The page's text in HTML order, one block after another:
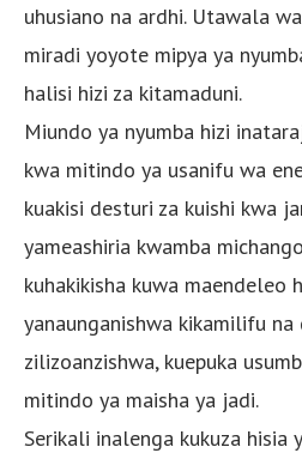
uhusiano na ardhi. Utawala
miradi yoyote mipya ya
halisi hizi za kitamaduni.
Miundo ya nyumba hizi
kwa mitindo ya usanifu wa
kuakisi desturi za kuishi kwa
yameashiria kwamba
kuhakikisha kuwa maendeleo
yanaunganishwa kikamilifu
zilizoanzishwa, kuepuka
mitindo ya maisha ya jadi.
Serikali inalenga kukuza hisia